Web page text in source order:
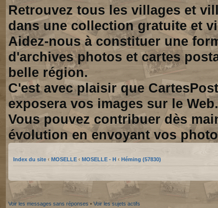
Retrouvez tous les villages et
dans une collection gratuite et
Aidez-nous à constituer une
d'archives photos et cartes
belle région.
C'est avec plaisir que
exposera vos images sur le Web.
Vous pouvez contribuer dès
évolution en envoyant vos
Index du site ‹ MOSELLE ‹ MOSELLE - H ‹ Héming (57830)
Voir les messages sans réponses • Voir les sujets actifs